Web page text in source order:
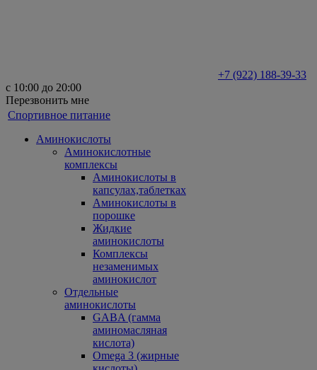
+7 (922) 188-39-33
с 10:00 до 20:00
Перезвонить мне
Спортивное питание
Аминокислоты
Аминокислотные
комплексы
Аминокислоты в
капсулах,таблетках
Аминокислоты в
порошке
Жидкие
аминокислоты
Комплексы
незаменимых
аминокислот
Отдельные
аминокислоты
GABA (гамма
аминомасляная
кислота)
Omega 3 (жирные